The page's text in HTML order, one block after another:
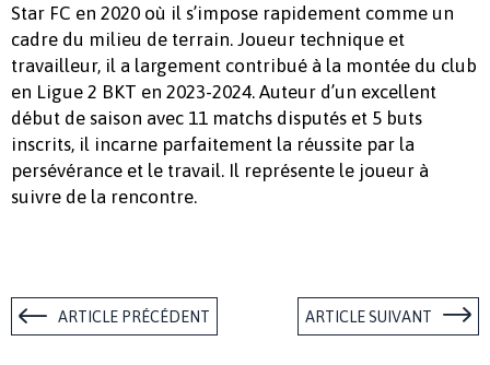
Star FC en 2020 où il s’impose rapidement comme un
cadre du milieu de terrain. Joueur technique et
travailleur, il a largement contribué à la montée du club
en Ligue 2 BKT en 2023-2024. Auteur d’un excellent
début de saison avec 11 matchs disputés et 5 buts
inscrits, il incarne parfaitement la réussite par la
persévérance et le travail. Il représente le joueur à
suivre de la rencontre.
ARTICLE PRÉCÉDENT ARTICLE SUIVANT